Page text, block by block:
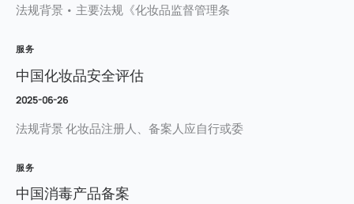
法规背景 • 主要法规《化妆品监督管理条
服务
中国化妆品安全评估
2025-06-26
法规背景 化妆品注册人、备案人应自行或委
服务
中国消毒产品备案